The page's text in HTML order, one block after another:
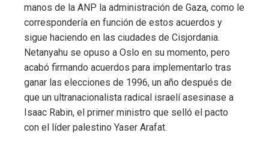
manos de la ANP la administración de Gaza, como le
correspondería en función de estos acuerdos y
sigue haciendo en las ciudades de Cisjordania.
Netanyahu se opuso a Oslo en su momento, pero
acabó firmando acuerdos para implementarlo tras
ganar las elecciones de 1996, un año después de
que un ultranacionalista radical israelí asesinase a
Isaac Rabin, el primer ministro que selló el pacto
con el líder palestino Yaser Arafat.